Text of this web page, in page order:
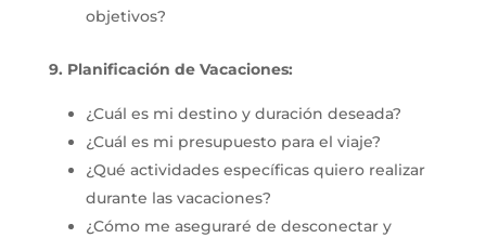
objetivos?
9. Planificación de Vacaciones:
¿Cuál es mi destino y duración deseada?
¿Cuál es mi presupuesto para el viaje?
¿Qué actividades específicas quiero realizar
durante las vacaciones?
¿Cómo me aseguraré de desconectar y